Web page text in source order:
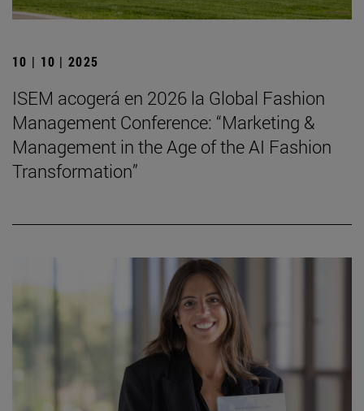
10 | 10 | 2025
ISEM acogerá en 2026 la Global Fashion
Management Conference: “Marketing &
Management in the Age of the AI Fashion
Transformation”